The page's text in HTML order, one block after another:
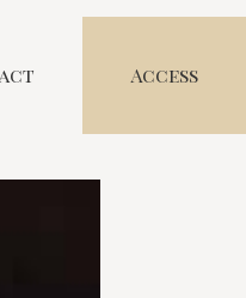
Access